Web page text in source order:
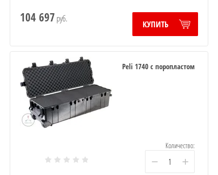
104 697 руб.
КУПИТЬ
Peli 1740 с поропластом
Количество:
− +